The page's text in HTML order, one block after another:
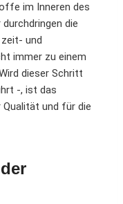
im Inneren des
die
und
immer zu einem
dieser Schritt
-, ist das
und für die